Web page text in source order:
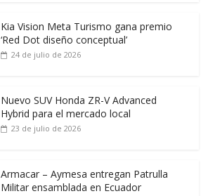
Kia Vision Meta Turismo gana premio
‘Red Dot diseño conceptual’
24 de julio de 2026
Nuevo SUV Honda ZR-V Advanced
Hybrid para el mercado local
23 de julio de 2026
Armacar – Aymesa entregan Patrulla
Militar ensamblada en Ecuador